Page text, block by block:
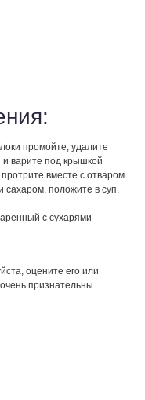
промойте, удалите
и варите под крышкой
вместе с отваром
сахаром, положите в суп,
с сухарями
оцените его или
признательны.